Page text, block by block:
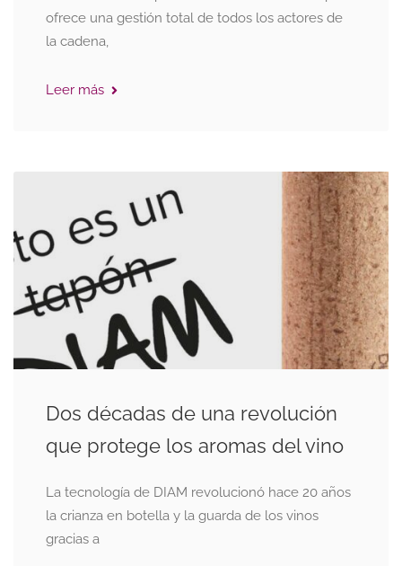
ofrece una gestión total de todos los actores de
la cadena,
Leer más
Dos décadas de una revolución
que protege los aromas del vino
La tecnología de DIAM revolucionó hace 20 años
la crianza en botella y la guarda de los vinos
gracias a